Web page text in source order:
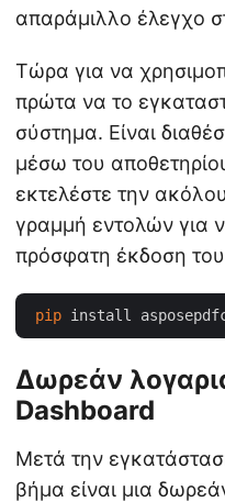
απαράμιλλο έλεγχο
Τώρα για να
πρώτα να το
σύστημα. Είναι
μέσω του
εκτελέστε την
γραμμή εντολών για
πρόσφατη έκδοση
pip
Δωρεάν
Dashboard
Μετά την
βήμα είναι μια